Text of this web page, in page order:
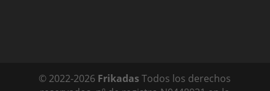
© 2022-2026 Frikadas Todos los derechos